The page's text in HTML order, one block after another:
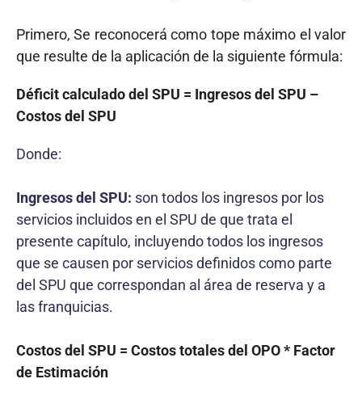
Primero, Se reconocerá como tope máximo el valor
que resulte de la aplicación de la siguiente fórmula:
Déficit calculado del SPU = Ingresos del SPU –
Costos del SPU
Donde:
Ingresos del SPU: son todos los ingresos por los
servicios incluidos en el SPU de que trata el
presente capítulo, incluyendo todos los ingresos
que se causen por servicios definidos como parte
del SPU que correspondan al área de reserva y a
las franquicias.
Costos del SPU = Costos totales del OPO * Factor
de Estimación